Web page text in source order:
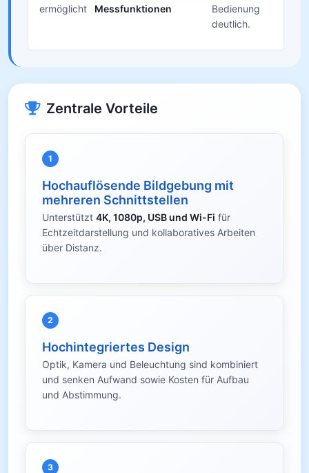
ermöglicht
Messfunktionen
Bedienung
deutlich.
Zentrale Vorteile
1
Hochauflösende Bildgebung mit
mehreren Schnittstellen
Unterstützt 4K, 1080p, USB und Wi-Fi für
Echtzeitdarstellung und kollaboratives Arbeiten
über Distanz.
2
Hochintegriertes Design
Optik, Kamera und Beleuchtung sind kombiniert
und senken Aufwand sowie Kosten für Aufbau
und Abstimmung.
3